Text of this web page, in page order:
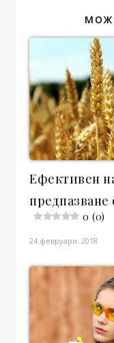
Ефективен
0 (0)
24.февруари. 2018